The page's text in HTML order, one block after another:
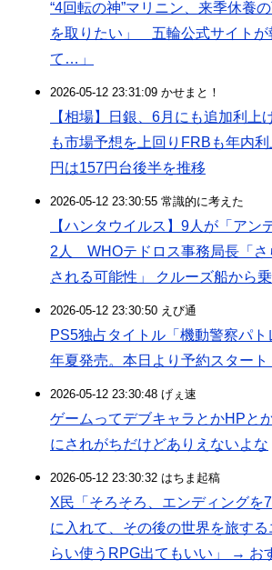
“4回転の神”マリニン、来季休養
を取りたい」 五輪公式サイトが
て…」
2026-05-12 23:31:09 かせまと！
【相場】日銀、6月にも追加利
も市場予想を上回りFRBも年内
円は157円台後半を推移
2026-05-12 23:30:55 常識的に考えた
【ハンタウイルス】9人が「アン
2人 WHOテドロス事務局長「さ
される可能性」 クルーズ船から
2026-05-12 23:30:50 えび通
PS5独占タイトル「機動警察パ
年夏発売。本日より予約スタート
2026-05-12 23:30:48 げぇ速
ゲームってデブキャラとかHPと
にされがちだけどありえないよな
2026-05-12 23:30:32 はちま起稿
X民「そろそろ、エンディングを
に入れて、その後の世界を旅する
らい使うRPG出てもいい」 → お